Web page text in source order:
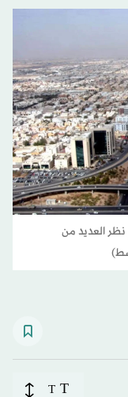
نظر العديد من
T
T